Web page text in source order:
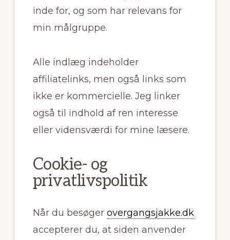
inde for, og som har relevans for
min målgruppe.
Alle indlæg indeholder
affiliatelinks, men også links som
ikke er kommercielle. Jeg linker
også til indhold af ren interesse
eller vidensværdi for mine læsere.
Cookie- og
privatlivspolitik
Når du besøger overgangsjakke.dk
accepterer du, at siden anvender